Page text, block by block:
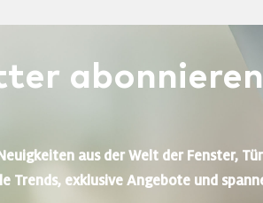
abonnieren
aus der Welt der Fenster,
Trends, exklusive Angebote und